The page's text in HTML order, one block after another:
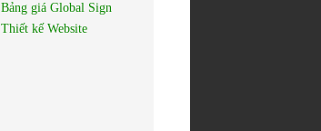
Bảng giá Global Sign
Thiết kế Website